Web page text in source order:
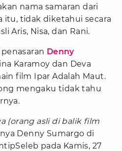
nama samaran dari
itu, tidak diketahui secara
Aris, Nisa, dan Rani.
Denny
Karamoy dan Deva
film Ipar Adalah Maut.
mengaku tidak tahu
(orang asli di balik film
Denny Sumargo di
pada Kamis, 27